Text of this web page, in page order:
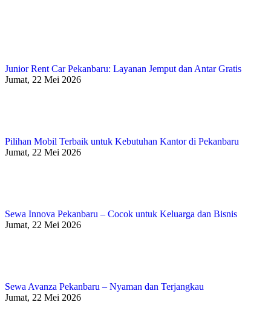
Junior Rent Car Pekanbaru: Layanan Jemput dan Antar Gratis
Jumat, 22 Mei 2026
Pilihan Mobil Terbaik untuk Kebutuhan Kantor di Pekanbaru
Jumat, 22 Mei 2026
Sewa Innova Pekanbaru – Cocok untuk Keluarga dan Bisnis
Jumat, 22 Mei 2026
Sewa Avanza Pekanbaru – Nyaman dan Terjangkau
Jumat, 22 Mei 2026